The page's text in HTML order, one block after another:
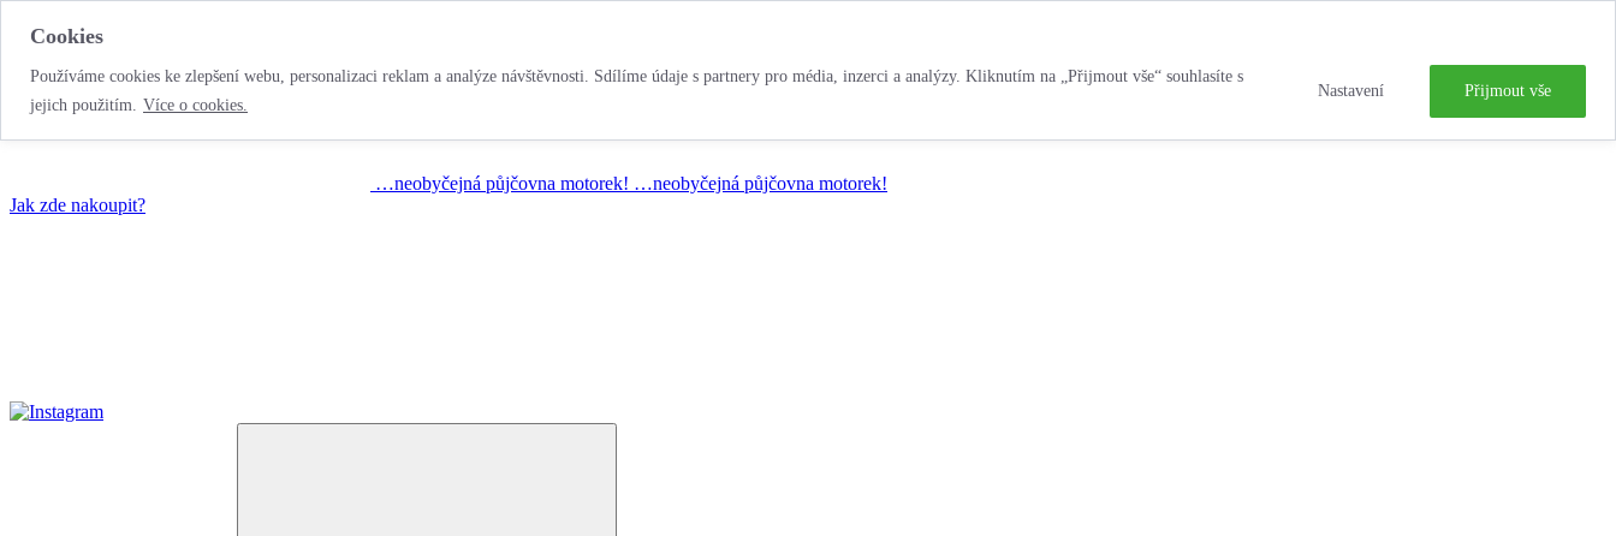
Cookies
Používáme cookies ke zlepšení webu, personalizaci reklam a analýze návštěvnosti. Sdílíme údaje s partnery pro média, inzerci a analýzy. Kliknutím na „Přijmout vše“ souhlasíte s
jejich použitím. Více o cookies.
Nastavení Přijmout vše
…neobyčejná půjčovna motorek! …neobyčejná půjčovna motorek!
Jak zde nakoupit?